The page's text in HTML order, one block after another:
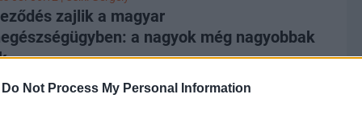
Do Not Process My Personal Information
a határ menti településeket és a gyermekellátást
zajlik a magyar
a nagyok még nagyobbak
bővülést produkáltak a legnagyobb hazai
szolgáltatók a 2025-ös évben - derül ki a